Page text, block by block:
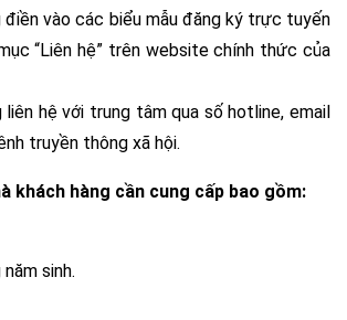
điền vào các biểu mẫu đăng ký trực tuyến
“Liên hệ” trên website chính thức của
liên hệ với trung tâm qua số hotline, email
truyền thông xã hội.
khách hàng cần cung cấp bao gồm:
sinh.